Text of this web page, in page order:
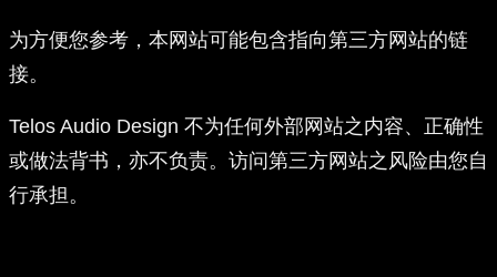
为方便您参考，本网站可能包含指向第三方网站的链
接。
Telos Audio Design 不为任何外部网站之内容、正确性
或做法背书，亦不负责。访问第三方网站之风险由您自
行承担。